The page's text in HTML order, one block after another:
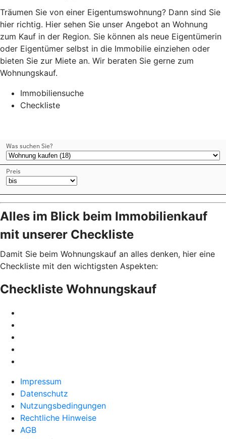
Träumen Sie von einer Eigentumswohnung? Dann sind Sie
hier richtig. Hier sehen Sie unser Angebot an Wohnung
zum Kauf in der Region. Sie können als neue Eigentümerin
oder Eigentümer selbst in die Immobilie einziehen oder
bieten Sie zur Miete an. Wir beraten Sie gerne zum
Wohnungskauf.
Immobiliensuche
Checkliste
Alles im Blick beim Immobilienkauf
mit unserer Checkliste
Damit Sie beim Wohnungskauf an alles denken, hier eine
Checkliste mit den wichtigsten Aspekten:
Checkliste Wohnungskauf
Impressum
Datenschutz
Nutzungsbedingungen
Rechtliche Hinweise
AGB